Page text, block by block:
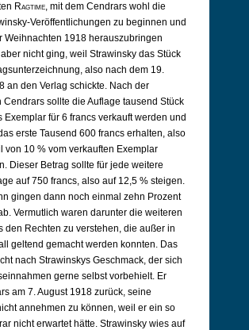
Ragtime, mit dem Cendrars wohl die
Veröffentlichungen zu beginnen und
Weihnachten 1918 herauszubringen
nicht ging, weil Strawinsky das Stück
also nach dem 19.
an den Verlag schickte. Nach der
Cendrars sollte die Auflage tausend Stück
Exemplar für 6 francs verkauft werden und
erste Tausend 600 francs erhalten, also
von 10 % vom verkauften Exemplar
Dieser Betrag sollte für jede weitere
auf 750 francs, also auf 12,5 % steigen.
gingen dann noch einmal zehn Prozent
Vermutlich waren darunter die weiteren
den Rechten zu verstehen, die außer in
geltend gemacht werden konnten. Das
nach Strawinskys Geschmack, der sich
gerne selbst vorbehielt. Er
am 7. August 1918 zurück, seine
annehmen zu können, weil er ein so
nicht erwartet hätte. Strawinsky wies auf